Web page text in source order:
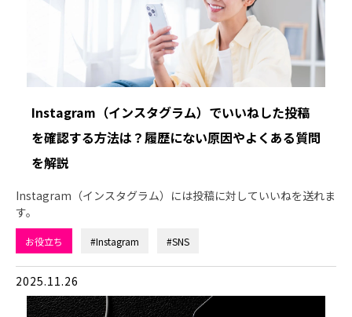
Instagram（インスタグラム）でいいねした投稿
を確認する方法は？履歴にない原因やよくある質問
を解説
Instagram（インスタグラム）には投稿に対していいねを送れま
す。
お役立ち #Instagram #SNS
2025.11.26